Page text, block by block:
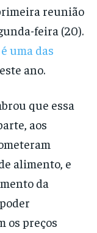
reunião
feira (20).
é uma das
ano.
que essa
aos
alimento, e
da
os preços